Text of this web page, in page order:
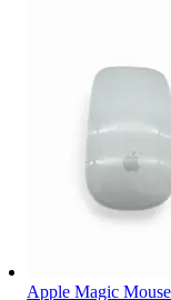
Apple Magic